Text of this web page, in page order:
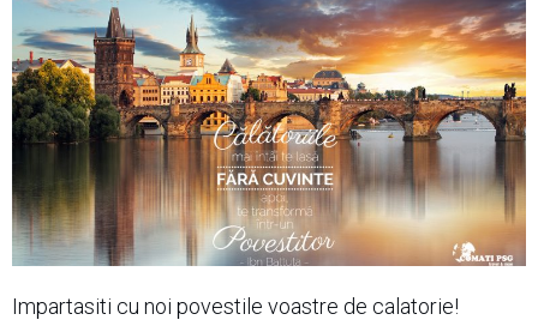
Impartasiti cu noi povestile voastre de calatorie!